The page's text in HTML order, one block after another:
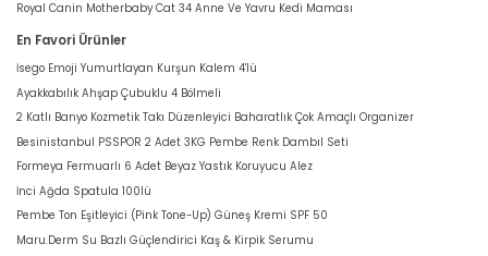
Royal Canin Motherbaby Cat 34 Anne Ve Yavru Kedi Maması
En Favori Ürünler
İsego Emoji Yumurtlayan Kurşun Kalem 4'lü
Ayakkabılık Ahşap Çubuklu 4 Bölmeli
2 Katlı Banyo Kozmetik Takı Düzenleyici Baharatlık Çok Amaçlı Organizer
Besinistanbul PSSPOR 2 Adet 3KG Pembe Renk Dambıl Seti
Formeya Fermuarlı 6 Adet Beyaz Yastık Koruyucu Alez
İnci Ağda Spatula 100lü
Pembe Ton Eşitleyici (Pink Tone-Up) Güneş Kremi SPF 50
Maru.Derm Su Bazlı Güçlendirici Kaş & Kirpik Serumu